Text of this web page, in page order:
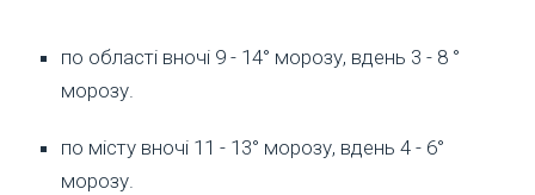
по області вночі 9 - 14° морозу, вдень 3 - 8 °
морозу.
по місту вночі 11 - 13° морозу, вдень 4 - 6°
морозу.